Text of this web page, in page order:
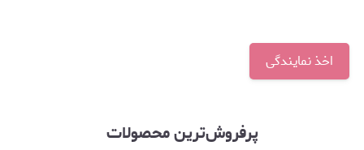
اخذ نمایندگی
پرفروش‌ترین محصولات